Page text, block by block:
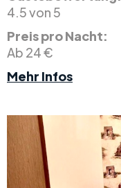
4.5 von 5
Preis pro Nacht:
Ab 24 €
Mehr Infos